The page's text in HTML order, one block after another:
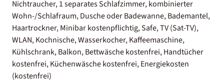
Nichtraucher, 1 separates Schlafzimmer, kombinierter
Wohn-/Schlafraum, Dusche oder Badewanne, Bademantel,
Haartrockner, Minibar kostenpflichtig, Safe, TV (Sat-TV),
WLAN, Kochnische, Wasserkocher, Kaffeemaschine,
Kühlschrank, Balkon, Bettwäsche kostenfrei, Handtücher
kostenfrei, Küchenwäsche kostenfrei, Energiekosten
(kostenfrei)